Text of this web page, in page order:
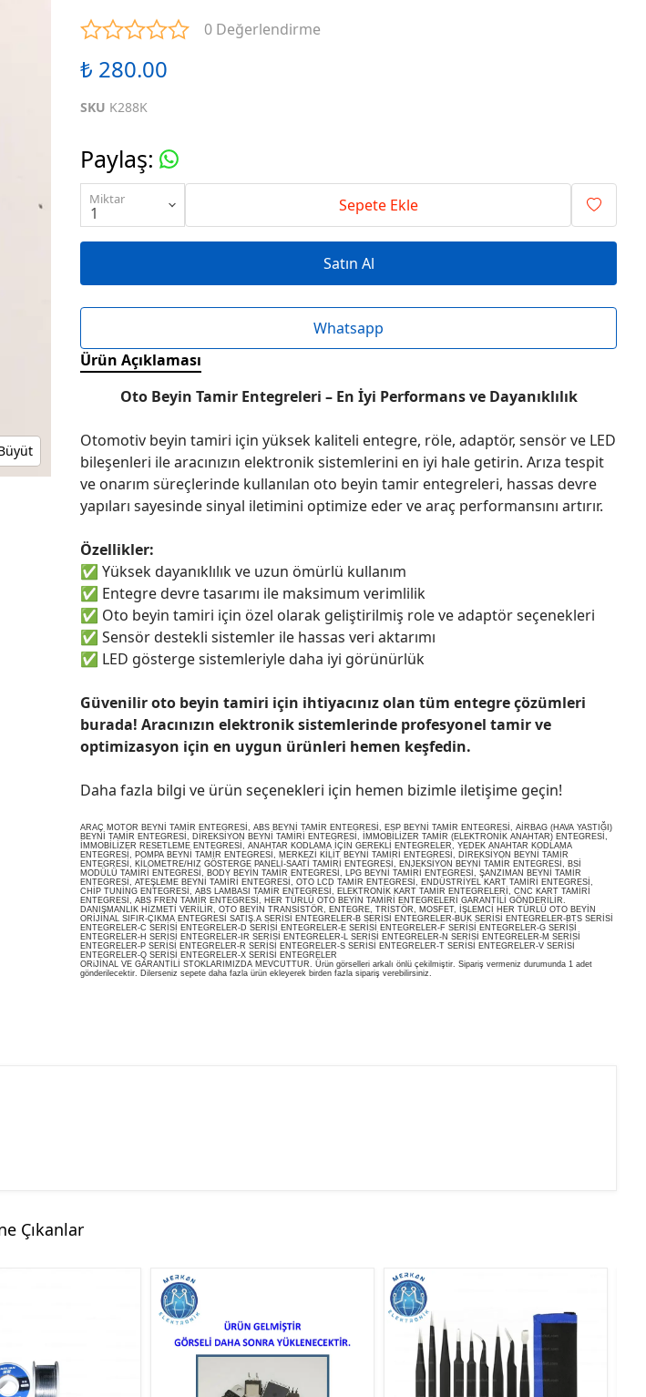
SERİSİ ENTEGRELER
SERİ ENTEGRELER
0 Değerlendirme
₺ 280.00
SKU K288K
Paylaş:
Miktar Sepete Ekle
Satın Al
Whatsapp
Ürün Açıklaması
Oto Beyin Tamir Entegreleri – En İyi Performans ve Dayanıklılık
Otomotiv beyin tamiri için yüksek kaliteli entegre, röle, adaptör, sensör ve LED
bileşenleri ile aracınızın elektronik sistemlerini en iyi hale getirin. Arıza tespit
ve onarım süreçlerinde kullanılan oto beyin tamir entegreleri, hassas devre
yapıları sayesinde sinyal iletimini optimize eder ve araç performansını artırır.
Özellikler:
✅ Yüksek dayanıklılık ve uzun ömürlü kullanım
✅ Entegre devre tasarımı ile maksimum verimlilik
✅ Oto beyin tamiri için özel olarak geliştirilmiş role ve adaptör seçenekleri
✅ Sensör destekli sistemler ile hassas veri aktarımı
✅ LED gösterge sistemleriyle daha iyi görünürlük
Güvenilir oto beyin tamiri için ihtiyacınız olan tüm entegre çözümleri
burada! Aracınızın elektronik sistemlerinde profesyonel tamir ve
optimizasyon için en uygun ürünleri hemen keşfedin.
Daha fazla bilgi ve ürün seçenekleri için hemen bizimle iletişime geçin!
ARAÇ MOTOR BEYNİ TAMİR ENTEGRESİ, ABS BEYNİ TAMİR ENTEGRESİ, ESP BEYNİ TAMİR ENTEGRESİ, AİRBAG (HAVA YASTIĞI)
BEYNİ TAMİR ENTEGRESİ, DİREKSİYON BEYNİ TAMİRİ ENTEGRESİ, İMMOBİLİZER TAMİR (ELEKTRONİK ANAHTAR) ENTEGRESİ,
İMMOBİLİZER RESETLEME ENTEGRESİ, ANAHTAR KODLAMA İÇİN GEREKLİ ENTEGRELER, YEDEK ANAHTAR KODLAMA
ENTEGRESİ, POMPA BEYNİ TAMİR ENTEGRESİ, MERKEZİ KİLİT BEYNİ TAMİRİ ENTEGRESİ, DİREKSİYON BEYNİ TAMİR
ENTEGRESİ, KİLOMETRE/HIZ GÖSTERGE PANELİ-SAATİ TAMİRİ ENTEGRESİ, ENJEKSİYON BEYNİ TAMİR ENTEGRESİ, BSİ
MODÜLÜ TAMİRİ ENTEGRESİ, BODY BEYİN TAMİR ENTEGRESİ, LPG BEYNİ TAMİRİ ENTEGRESİ, ŞANZIMAN BEYNİ TAMİR
ENTEGRESİ, ATEŞLEME BEYNİ TAMİRİ ENTEGRESİ, OTO LCD TAMİR ENTEGRESİ, ENDÜSTRİYEL KART TAMİRİ ENTEGRESİ,
CHİP TUNİNG ENTEGRESİ, ABS LAMBASI TAMİR ENTEGRESİ, ELEKTRONİK KART TAMİR ENTEGRELERİ, CNC KART TAMİRİ
ENTEGRESİ, ABS FREN TAMİR ENTEGRESİ, HER TÜRLÜ OTO BEYİN TAMİRİ ENTEGRELERİ GARANTİLİ GÖNDERİLİR.
DANIŞMANLIK HİZMETİ VERİLİR, OTO BEYİN TRANSİSTÖR, ENTEGRE, TRİSTÖR, MOSFET, İŞLEMCİ HER TÜRLÜ OTO BEYİN
ORİJİNAL SIFIR-ÇIKMA ENTEGRESİ SATIŞ.A SERİSİ ENTEGRELER-B SERİSİ ENTEGRELER-BUK SERİSİ ENTEGRELER-BTS SERİSİ
ENTEGRELER-C SERİSİ ENTEGRELER-D SERİSİ ENTEGRELER-E SERİSİ ENTEGRELER-F SERİSİ ENTEGRELER-G SERİSİ
ENTEGRELER-H SERİSİ ENTEGRELER-IR SERİSİ ENTEGRELER-L SERİSİ ENTEGRELER-N SERİSİ ENTEGRELER-M SERİSİ
ENTEGRELER-P SERİSİ ENTEGRELER-R SERİSİ ENTEGRELER-S SERİSİ ENTEGRELER-T SERİSİ ENTEGRELER-V SERİSİ
ENTEGRELER-Q SERİSİ ENTEGRELER-X SERİSİ ENTEGRELER
ORiJİNAL VE GARANTİLİ STOKLARIMIZDA MEVCUTTUR. Ürün görselleri arkalı önlü çekilmiştir. Sipariş vermeniz durumunda 1 adet
gönderilecektir. Dilerseniz sepete daha fazla ürün ekleyerek birden fazla sipariş verebilirsiniz.
Çıkanlar